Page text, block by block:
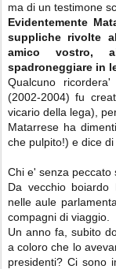
ma di un testimone
Evidentemente
suppliche rivolte
amico vostro,
spadroneggiare in
Qualcuno
(2002-2004) fu
vicario della lega),
Matarrese ha
che pulpito!) e dice
Chi e' senza peccato
Da vecchio boiardo
nelle aule
compagni di viaggio.
Un anno fa, subito
a coloro che lo
presidenti? Ci sono